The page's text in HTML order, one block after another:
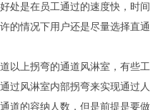
处是在员工通过的速度快，时间
的情况下用户还是尽量选择直通
以上拐弯的通道风淋室，有些工
过风淋室内部拐弯来实现通过人
道的容纳人数，但是前提是要做